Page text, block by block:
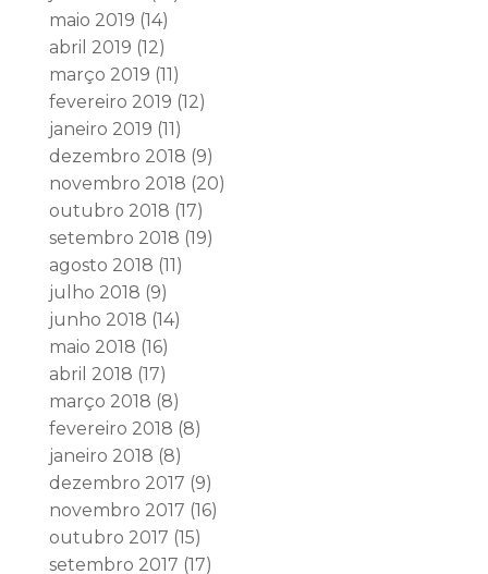
maio 2019 (14)
abril 2019 (12)
março 2019 (11)
fevereiro 2019 (12)
janeiro 2019 (11)
dezembro 2018 (9)
novembro 2018 (20)
outubro 2018 (17)
setembro 2018 (19)
agosto 2018 (11)
julho 2018 (9)
junho 2018 (14)
maio 2018 (16)
abril 2018 (17)
março 2018 (8)
fevereiro 2018 (8)
janeiro 2018 (8)
dezembro 2017 (9)
novembro 2017 (16)
outubro 2017 (15)
setembro 2017 (17)